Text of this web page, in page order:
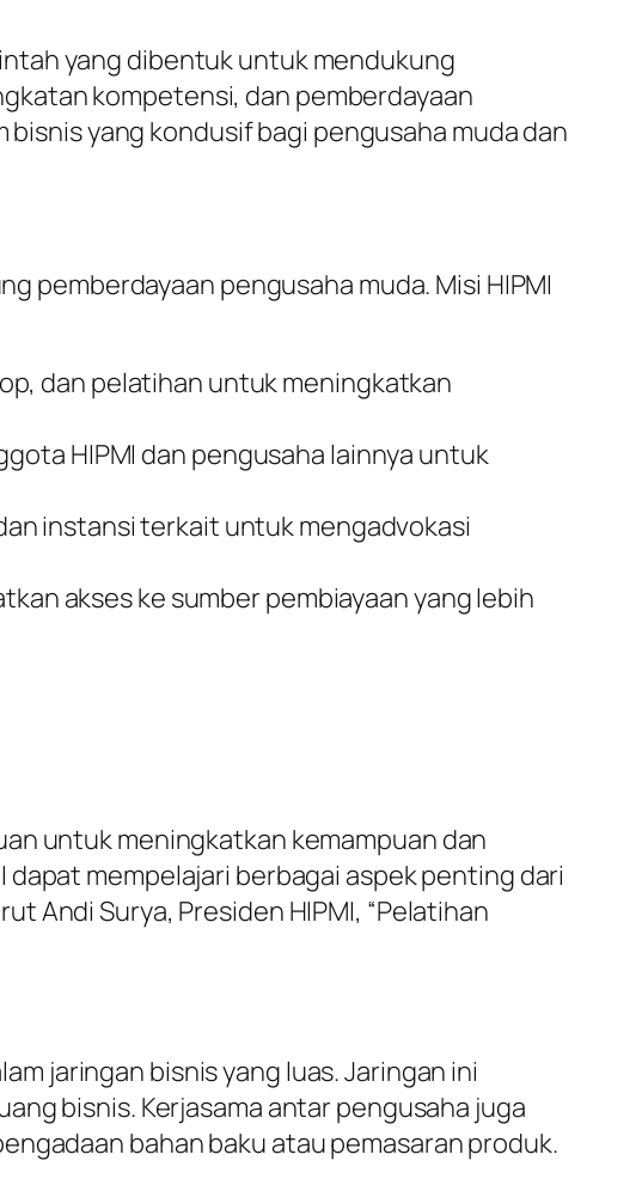
yang dibentuk untuk mendukung
kompetensi, dan pemberdayaan
yang kondusif bagi pengusaha muda dan
pemberdayaan pengusaha muda. Misi HIPMI
dan pelatihan untuk meningkatkan
HIPMI dan pengusaha lainnya untuk
instansi terkait untuk mengadvokasi
akses ke sumber pembiayaan yang lebih
untuk meningkatkan kemampuan dan
mempelajari berbagai aspek penting dari
Andi Surya, Presiden HIPMI, “Pelatihan
jaringan bisnis yang luas. Jaringan ini
bisnis. Kerjasama antar pengusaha juga
bahan baku atau pemasaran produk.